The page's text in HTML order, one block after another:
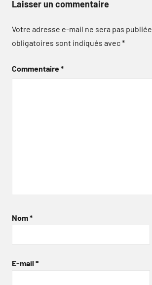
Laisser un commentaire
Votre adresse e-mail ne sera pas publiée.
obligatoires sont indiqués avec*
Commentaire*
Nom*
E-mail *